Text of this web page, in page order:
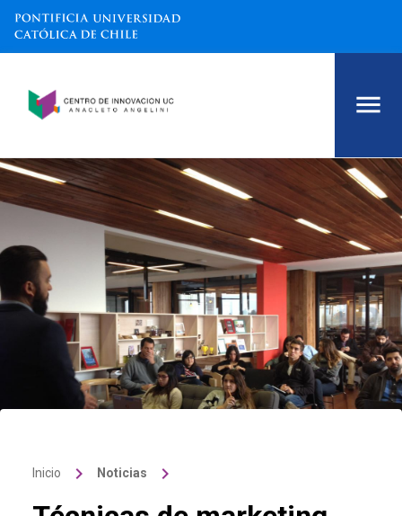
Inicio keyboard_arrow_right Noticias keyboard_arrow_right